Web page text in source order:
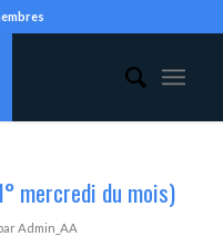
mercredi du mois)
Admin_AA